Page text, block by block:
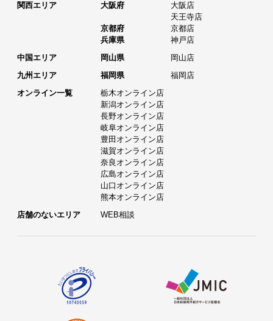
関西エリア
大阪府
大阪店
天王寺店
京都府
京都店
兵庫県
神戸店
中国エリア
岡山県
岡山店
九州エリア
福岡県
福岡店
オンライン一覧
栃木オンライン店
新潟オンライン店
長野オンライン店
岐阜オンライン店
豊田オンライン店
滋賀オンライン店
奈良オンライン店
広島オンライン店
山口オンライン店
熊本オンライン店
店舗のないエリア
WEB相談